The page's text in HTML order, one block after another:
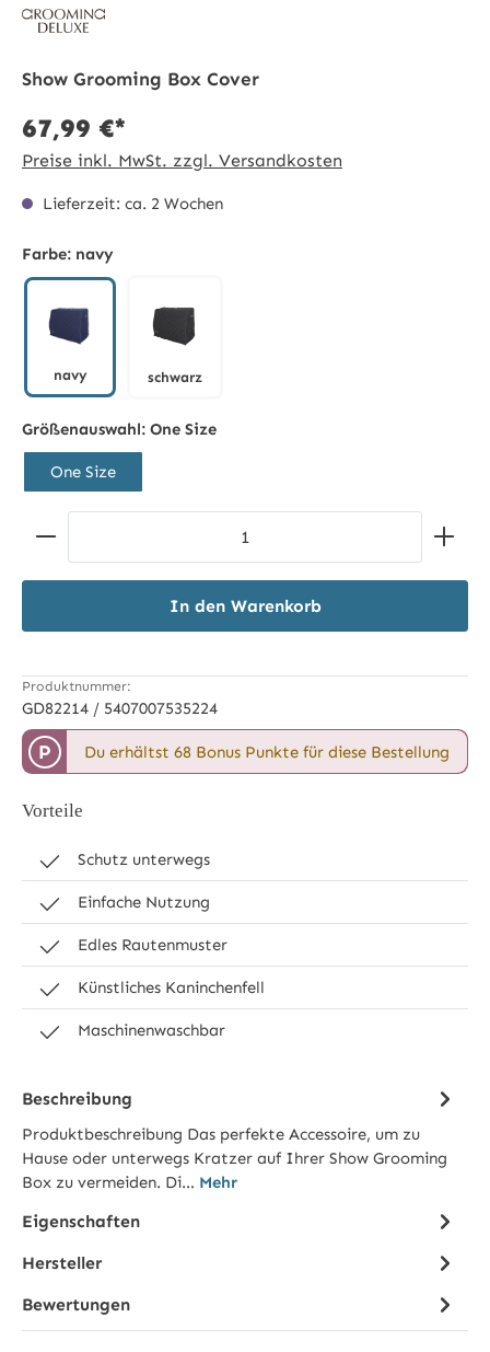
Show Grooming Box Cover
67,99 €*
Preise inkl. MwSt. zzgl. Versandkosten
Lieferzeit: ca. 2 Wochen
Farbe: navy
navy schwarz
Größenauswahl: One Size
One Size
Produkt Anzahl: Gib den gewünschten Wert ein
In den Warenkorb
Produktnummer:
GD82214 / 5407007535224
P Du erhältst 68 Bonus Punkte für diese Bestellung
Vorteile
Schutz unterwegs
Einfache Nutzung
Edles Rautenmuster
Künstliches Kaninchenfell
Maschinenwaschbar
Beschreibung
Produktbeschreibung Das perfekte Accessoire, um zu
Hause oder unterwegs Kratzer auf Ihrer Show Grooming
Box zu vermeiden. Di… Mehr
Eigenschaften
Hersteller
Bewertungen